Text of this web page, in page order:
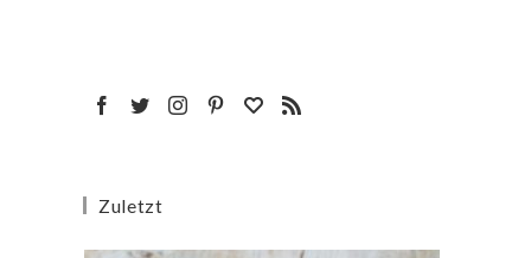
Zuletzt